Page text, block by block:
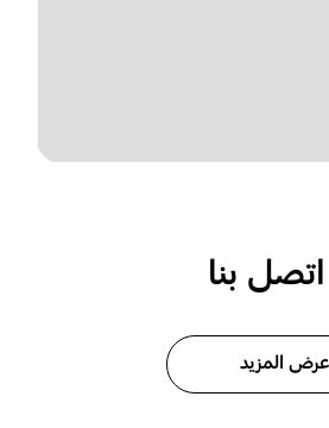
اتصل بنا
عرض المزيد